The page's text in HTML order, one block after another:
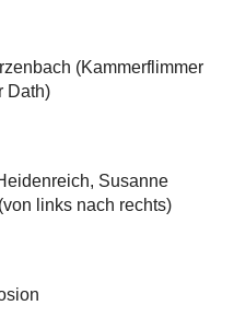
(Kammerflimmer
Dath)
Susanne
links nach rechts)